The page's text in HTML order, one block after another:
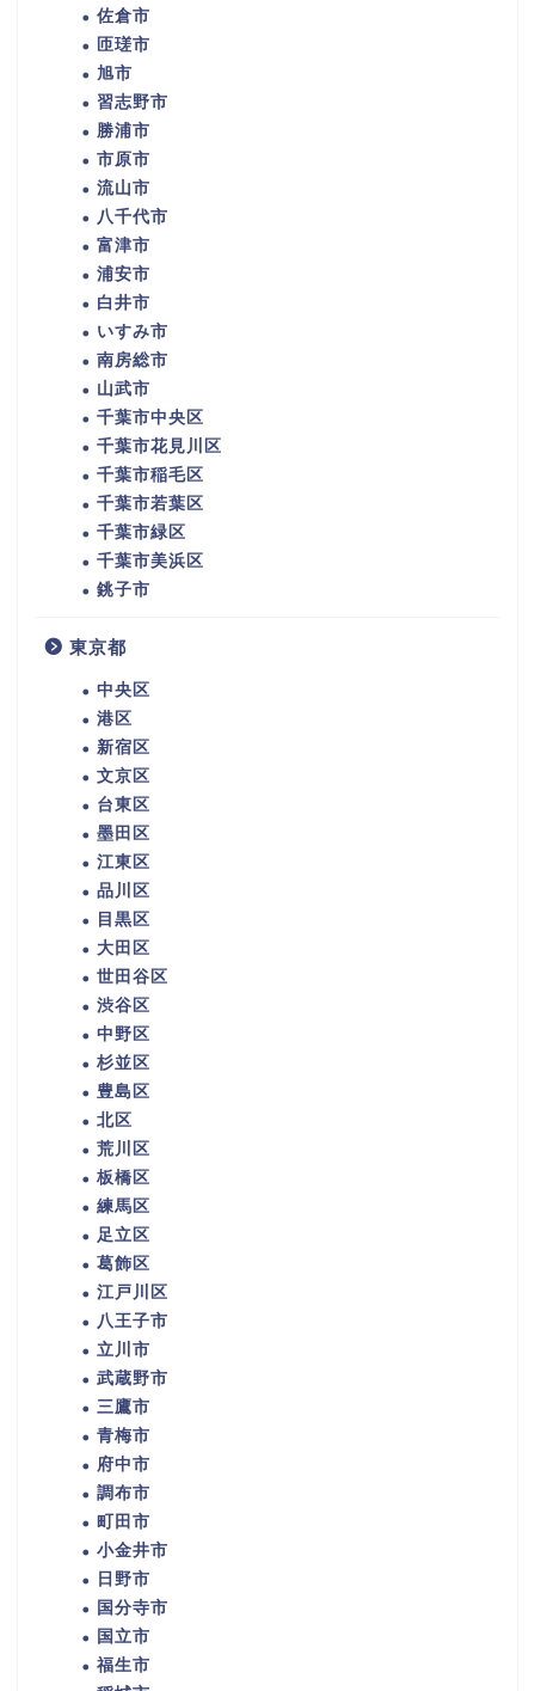
佐倉市
匝瑳市
旭市
習志野市
勝浦市
市原市
流山市
八千代市
富津市
浦安市
白井市
いすみ市
南房総市
山武市
千葉市中央区
千葉市花見川区
千葉市稲毛区
千葉市若葉区
千葉市緑区
千葉市美浜区
銚子市
東京都
中央区
港区
新宿区
文京区
台東区
墨田区
江東区
品川区
目黒区
大田区
世田谷区
渋谷区
中野区
杉並区
豊島区
北区
荒川区
板橋区
練馬区
足立区
葛飾区
江戸川区
八王子市
立川市
武蔵野市
三鷹市
青梅市
府中市
調布市
町田市
小金井市
日野市
国分寺市
国立市
福生市